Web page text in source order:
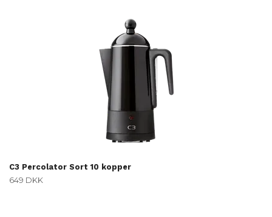
C3 Percolator Sort 10 kopper
649 DKK